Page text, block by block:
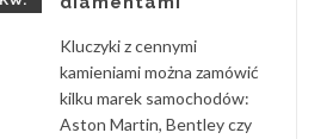
Kluczyki z cennymi
kamieniami można zamówić
kilku marek samochodów:
Aston Martin, Bentley czy